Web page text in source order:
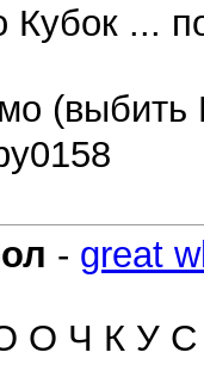
Кубок ...
- great
О Ч К У